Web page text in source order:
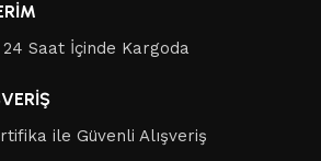
Saat İçinde Kargoda
ile Güvenli Alışveriş